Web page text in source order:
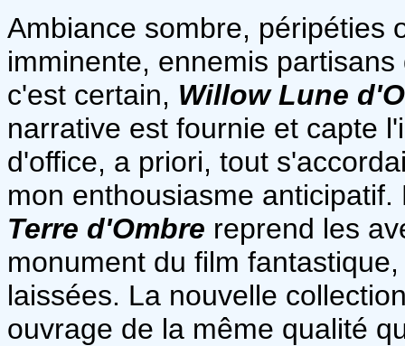
Ambiance sombre, péripéties
imminente, ennemis
c'est certain, Willow Lune
narrative est fournie et capte
d'office, a priori, tout
mon enthousiasme
Terre d'Ombre reprend les
monument du film
laissées. La nouvelle
ouvrage de la même qualité